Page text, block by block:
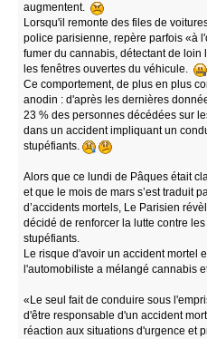
augmentent.
Lorsqu'il remonte des files de
police parisienne, repère parfois «à
fumer du cannabis, détectant de
les fenêtres ouvertes du véhicule.
Ce comportement, de plus en plus
anodin : d'après les dernières
23 % des personnes décédées sur
dans un accident impliquant un
stupéfiants.
Alors que ce lundi de Pâques était
et que le mois de mars s’est traduit
d’accidents mortels, Le Parisien
décidé de renforcer la lutte contre
stupéfiants.
Le risque d'avoir un accident mortel
l'automobiliste a mélangé cannabis
«Le seul fait de conduire sous
d'être responsable d'un accident
réaction aux situations d'urgence et